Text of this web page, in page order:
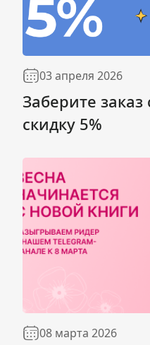
03 апреля 2026
Заберите
скидку 5%
08 марта 2026